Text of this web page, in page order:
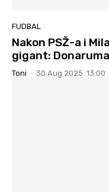
FUDBAL
Nakon PSŽ-a i
gigant:
Toni - 30 Aug 2025. 13:00